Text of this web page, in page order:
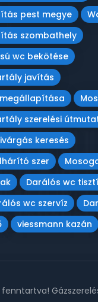
pest megye
szombathely
wc bekötése
javítás
szerelési
keresés
szer
Darálós wc
wc szervíz
viessmann kazán